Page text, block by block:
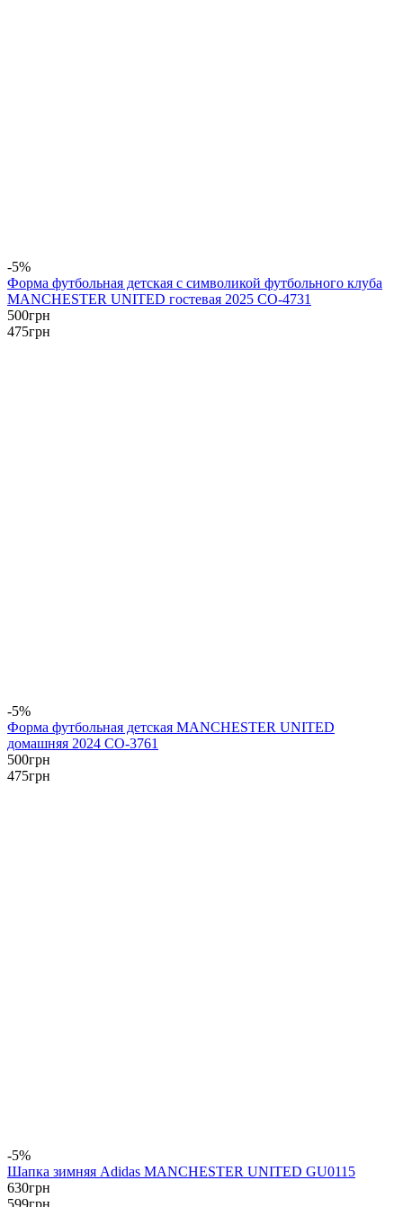
-5%
Форма футбольная детская с символикой футбольного клуба
MANCHESTER UNITED гостевая 2025 CO-4731
500грн
475грн
-5%
Форма футбольная детская MANCHESTER UNITED
домашняя 2024 CO-3761
500грн
475грн
-5%
Шапка зимняя Adidas MANCHESTER UNITED GU0115
630грн
599грн